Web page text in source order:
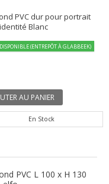
PVC dur pour portrait
Blanc
(ENTREPÔT À GLABBEEK)
AU PANIER
En Stock
PVC L 100 x H 130